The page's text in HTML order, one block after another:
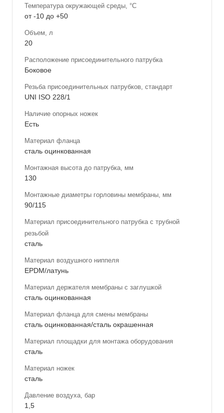
Температура окружающей среды, °С
от -10 до +50
Объем, л
20
Расположение присоединительного патрубка
Боковое
Резьба присоединительных патрубков, стандарт
UNI ISO 228/1
Наличие опорных ножек
Есть
Материал фланца
сталь оцинкованная
Монтажная высота до патрубка, мм
130
Монтажные диаметры горловины мембраны, мм
90/115
Материал присоединительного патрубка с трубной
резьбой
сталь
Материал воздушного ниппеля
EPDM/латунь
Материал держателя мембраны с заглушкой
сталь оцинкованная
Материал фланца для смены мембраны
сталь оцинкованная/сталь окрашенная
Материал площадки для монтажа оборудования
сталь
Материал ножек
сталь
Давление воздуха, бар
1,5